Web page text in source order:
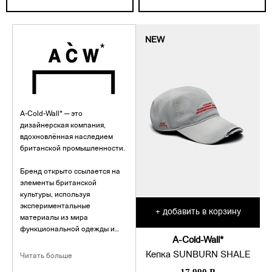
A-Cold-Wall* — это
дизайнерская компания,
вдохновлённая наследием
британской промышленности.
Бренд открыто ссылается на
элементы британской
культуры, используя
экспериментальные
материалы из мира
функциональной одежды и
индустриальной эстетикой
Читать больше
NEW
+ добавить в корзину
A-Cold-Wall*
Кепка SUNBURN SHALE